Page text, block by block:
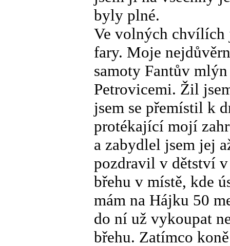
byly plné.
Ve volných chvílích
fary. Moje
samoty Fantův
Petrovicemi. Žil
jsem se přemístil k
protékající mojí
a zabydlel jsem jej
pozdravil v dětství
břehu v místě, kde
mám na Hájku 50
do ní už vykoupat
břehu. Zatímco